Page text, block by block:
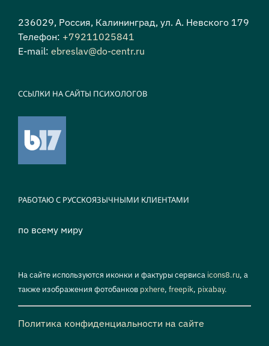
236029, Россия, Калининград, ул. А. Невского 179
Телефон: +79211025841
E-mail: ebreslav@do-centr.ru
ССЫЛКИ НА САЙТЫ ПСИХОЛОГОВ
РАБОТАЮ С РУССКОЯЗЫЧНЫМИ КЛИЕНТАМИ
по всему миру
На сайте используются иконки и фактуры сервиса icons8.ru, а
также изображения фотобанков pxhere, freepik, pixabay.
Политика конфиденциальности на сайте